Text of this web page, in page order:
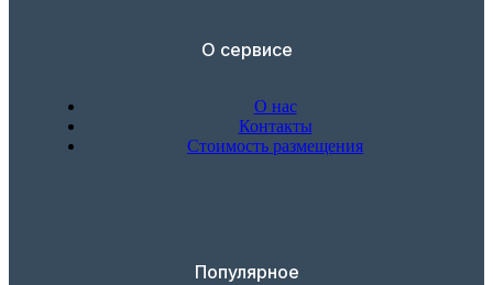
О сервисе
О нас
Контакты
Стоимость размещения
Популярное